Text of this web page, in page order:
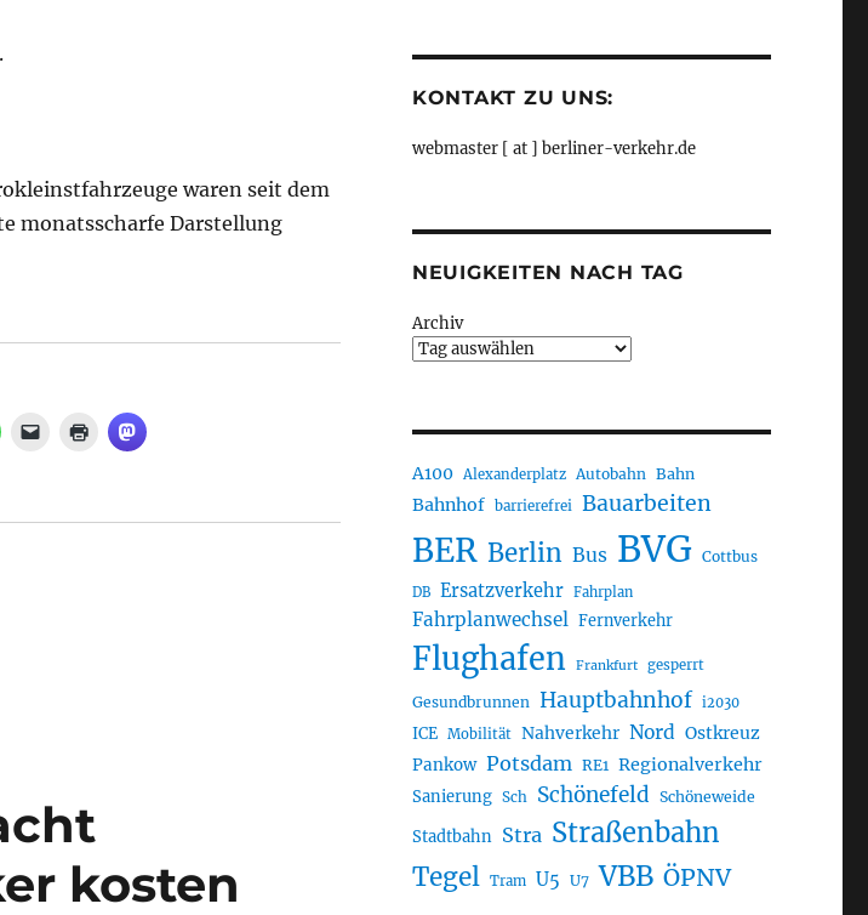
waren seit dem
monatsscharfe Darstellung
das E-Scooter-Chaos vor?, aus Senat“
kosten
KONTAKT ZU UNS:
webmaster [ at ] berliner-verkehr.de
NEUIGKEITEN NACH TAG
Archiv
A100 Alexanderplatz Autobahn Bahn
Bahnhof barrierefrei Bauarbeiten
BER Berlin Bus BVG Cottbus
DB Ersatzverkehr Fahrplan
Fahrplanwechsel Fernverkehr
Flughafen Frankfurt gesperrt
Gesundbrunnen Hauptbahnhof i2030
ICE Mobilität Nahverkehr Nord Ostkreuz
Pankow Potsdam RE1 Regionalverkehr
Sanierung Sch Schönefeld Schöneweide
Stadtbahn Stra Straßenbahn
Tegel Tram U5 U7 VBB ÖPNV